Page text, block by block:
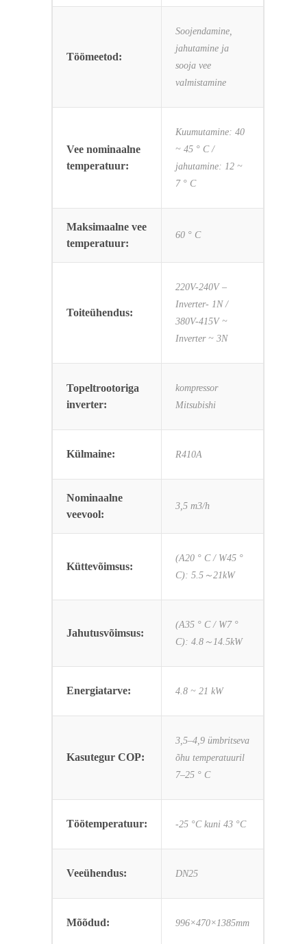
Töömeetod:
Soojendamine,
jahutamine ja
sooja vee
valmistamine
Vee nominaalne
temperatuur:
Kuumutamine: 40
~ 45 ° C /
jahutamine: 12 ~
7 ° C
Maksimaalne vee
temperatuur:
60 ° C
Toiteühendus:
220V-240V –
Inverter- 1N /
380V-415V ~
Inverter ~ 3N
Topeltrootoriga
inverter:
kompressor
Mitsubishi
Külmaine: R410A
Nominaalne
veevool:
3,5 m3/h
Küttevõimsus:
(A20 ° C / W45 °
C): 5.5～21kW
Jahutusvõimsus:
(A35 ° C / W7 °
C): 4.8～14.5kW
Energiatarve: 4.8 ~ 21 kW
Kasutegur COP:
3,5–4,9 ümbritseva
õhu temperatuuril
7–25 ° C
Töötemperatuur: -25 °C kuni 43 °C
Veeühendus: DN25
Mõõdud: 996×470×1385mm